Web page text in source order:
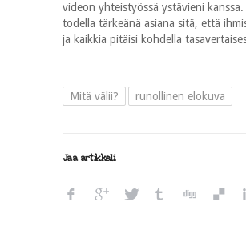
videon yhteistyössä ystävieni
todella tärkeänä asiana sitä, että
ja kaikkia pitäisi kohdella
Mitä välii? runollinen elokuva
Jaa artikkeli